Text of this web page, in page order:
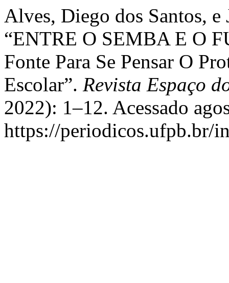
Alves, Diego dos Santos, e
“ENTRE O SEMBA E O
Fonte Para Se Pensar O
Escolar”. Revista Espaço
2022): 1–12. Acessado
https://periodicos.ufpb.br/